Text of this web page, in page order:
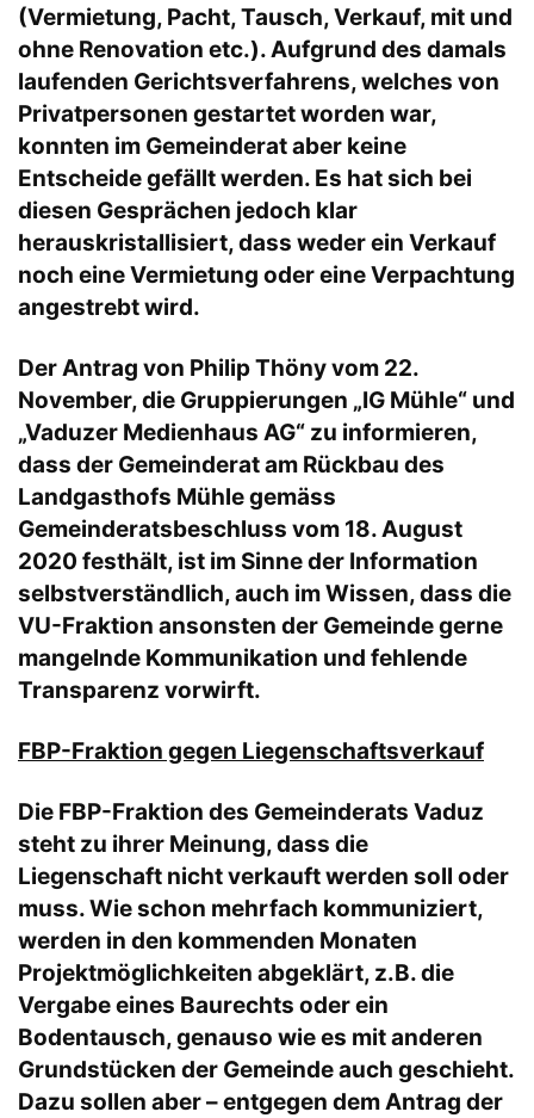
(Vermietung, Pacht, Tausch, Verkauf, mit und
ohne Renovation etc.). Aufgrund des damals
laufenden Gerichtsverfahrens, welches von
Privatpersonen gestartet worden war,
konnten im Gemeinderat aber keine
Entscheide gefällt werden. Es hat sich bei
diesen Gesprächen jedoch klar
herauskristallisiert, dass weder ein Verkauf
noch eine Vermietung oder eine Verpachtung
angestrebt wird.
Der Antrag von Philip Thöny vom 22.
November, die Gruppierungen „IG Mühle“ und
„Vaduzer Medienhaus AG“ zu informieren,
dass der Gemeinderat am Rückbau des
Landgasthofs Mühle gemäss
Gemeinderatsbeschluss vom 18. August
2020 festhält, ist im Sinne der Information
selbstverständlich, auch im Wissen, dass die
VU-Fraktion ansonsten der Gemeinde gerne
mangelnde Kommunikation und fehlende
Transparenz vorwirft.
FBP-Fraktion gegen Liegenschaftsverkauf
Die FBP-Fraktion des Gemeinderats Vaduz
steht zu ihrer Meinung, dass die
Liegenschaft nicht verkauft werden soll oder
muss. Wie schon mehrfach kommuniziert,
werden in den kommenden Monaten
Projektmöglichkeiten abgeklärt, z.B. die
Vergabe eines Baurechts oder ein
Bodentausch, genauso wie es mit anderen
Grundstücken der Gemeinde auch geschieht.
Dazu sollen aber – entgegen dem Antrag der